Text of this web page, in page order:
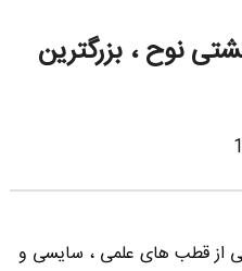
نوح ، بزرگترین
از قطب های علمی ، سایسی و